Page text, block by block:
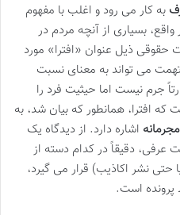
به کار می رود و اغلب با مفهوم
بسیاری از آنچه مردم در
حقوقی ذیل عنوان «افترا» مورد
می تواند به معنای نسبت
جرم نیست اما حیثیت فرد را
افترا، همانطور که بیان شد، به
اشاره دارد. از دیدگاه یک
دقیقاً در کدام دسته از
حتی نشر اکاذیب) قرار می گیرد،
پرونده است.